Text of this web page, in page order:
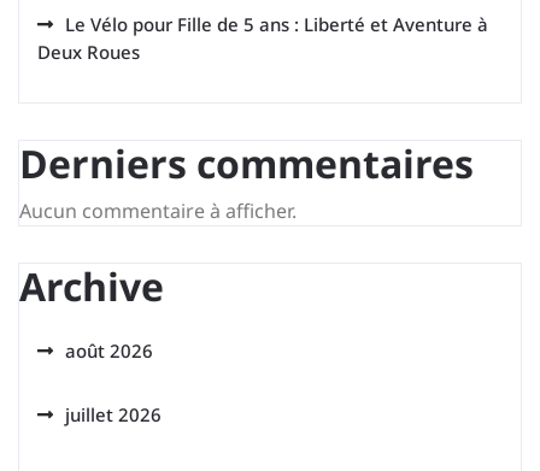
Le Vélo pour Fille de 5 ans : Liberté et Aventure à
Deux Roues
Derniers commentaires
Aucun commentaire à afficher.
Archive
août 2026
juillet 2026